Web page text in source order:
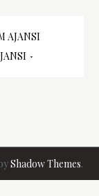
AJANSI
Shadow Themes.